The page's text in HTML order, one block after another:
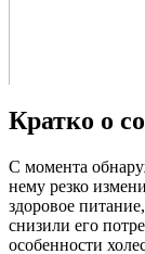
Кратко о
С момента
нему резко
здоровое
снизили его
особенности